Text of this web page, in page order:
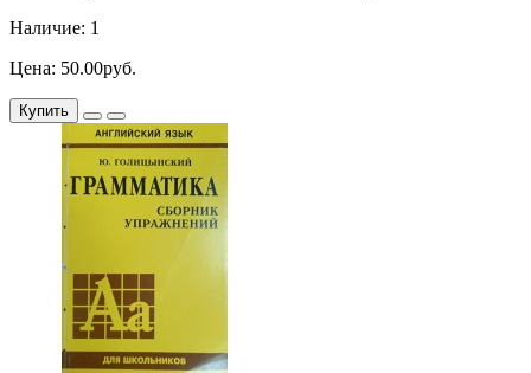
Наличие: 1
Цена: 50.00руб.
Купить